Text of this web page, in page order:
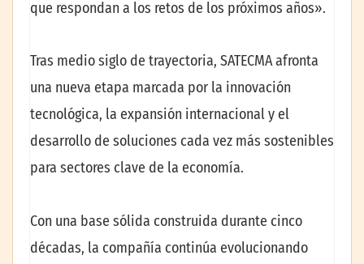
que respondan a los retos de los próximos años».
Tras medio siglo de trayectoria, SATECMA afronta
una nueva etapa marcada por la innovación
tecnológica, la expansión internacional y el
desarrollo de soluciones cada vez más sostenibles
para sectores clave de la economía.
Con una base sólida construida durante cinco
décadas, la compañía continúa evolucionando